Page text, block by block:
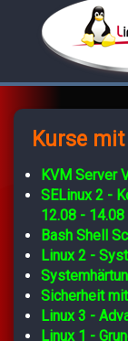
Kurse
KVM Server
SELinux 2 -
12.08 - 14.08
Bash Shell
Linux 2 -
Sicherheit
Linux 3 -
Linux 1 -